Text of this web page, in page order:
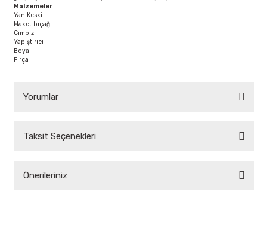
Malzemeler
Yan Keski
Maket bıçağı
Cımbız
Yapıştırıcı
Boya
Fırça
Yorumlar
Taksit Seçenekleri
Önerileriniz